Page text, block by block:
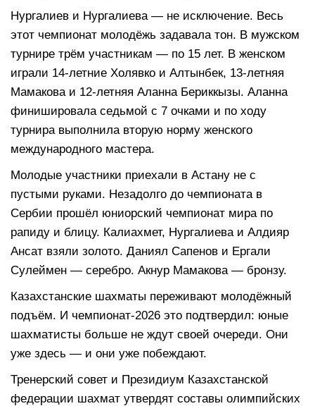
Нургалиев и Нургалиева — не исключение. Весь
этот чемпионат молодёжь задавала тон. В мужском
турнире трём участникам — по 15 лет. В женском
играли 14-летние Холявко и Алтынбек, 13-летняя
Мамакова и 12-летняя Аланна Бериккызы. Аланна
финишировала седьмой с 7 очками и по ходу
турнира выполнила вторую норму женского
международного мастера.
Молодые участники приехали в Астану не с
пустыми руками. Незадолго до чемпионата в
Сербии прошёл юниорский чемпионат мира по
рапиду и блицу. Калиахмет, Нургалиева и Алдияр
Ансат взяли золото. Даниял Сапенов и Ергали
Сулеймен — серебро. Акнур Мамакова — бронзу.
Казахстанские шахматы переживают молодёжный
подъём. И чемпионат-2026 это подтвердил: юные
шахматисты больше не ждут своей очереди. Они
уже здесь — и они уже побеждают.
Тренерский совет и Президиум Казахстанской
федерации шахмат утвердят составы олимпийских